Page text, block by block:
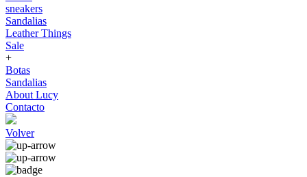
sneakers
Sandalias
Leather Things
Sale
+
Botas
Sandalias
About Lucy
Contacto
Volver